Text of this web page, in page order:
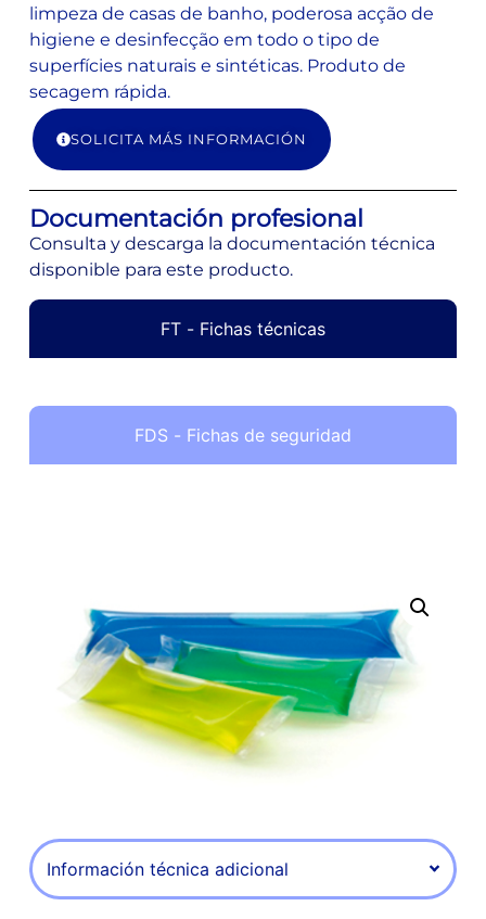
limpeza de casas de banho, poderosa acção de
higiene e desinfecção em todo o tipo de
superfícies naturais e sintéticas. Produto de
secagem rápida.
SOLICITA MÁS INFORMACIÓN
Documentación profesional
Consulta y descarga la documentación técnica
disponible para este producto.
FT - Fichas técnicas
FDS - Fichas de seguridad
Información técnica adicional